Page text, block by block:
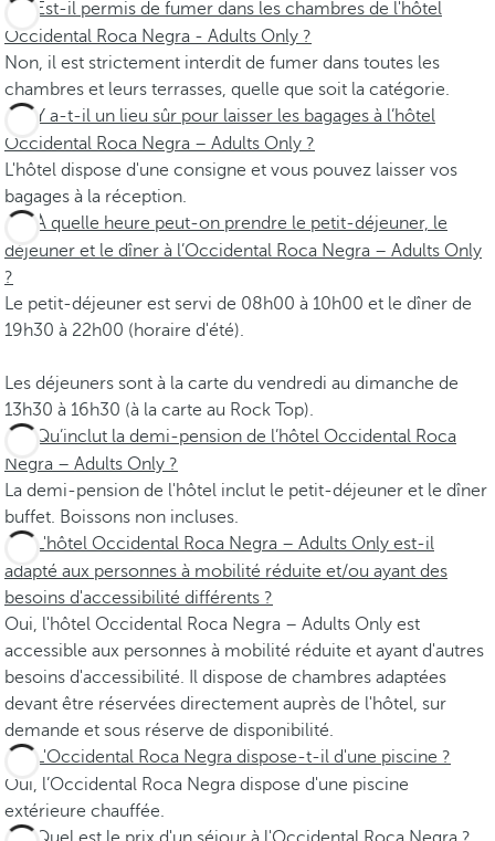
Est-il permis de fumer dans les chambres de l'hôtel
Occidental Roca Negra - Adults Only ?
Non, il est strictement interdit de fumer dans toutes les
chambres et leurs terrasses, quelle que soit la catégorie.
Y a-t-il un lieu sûr pour laisser les bagages à l’hôtel
Occidental Roca Negra – Adults Only ?
L'hôtel dispose d'une consigne et vous pouvez laisser vos
bagages à la réception.
À quelle heure peut-on prendre le petit-déjeuner, le
déjeuner et le dîner à l’Occidental Roca Negra – Adults Only
?
Le petit-déjeuner est servi de 08h00 à 10h00 et le dîner de
19h30 à 22h00 (horaire d'été).
Les déjeuners sont à la carte du vendredi au dimanche de
13h30 à 16h30 (à la carte au Rock Top).
Qu’inclut la demi-pension de l’hôtel Occidental Roca
Negra – Adults Only ?
La demi-pension de l'hôtel inclut le petit-déjeuner et le dîner
buffet. Boissons non incluses.
L'hôtel Occidental Roca Negra – Adults Only est-il
adapté aux personnes à mobilité réduite et/ou ayant des
besoins d'accessibilité différents ?
Oui, l'hôtel Occidental Roca Negra – Adults Only est
accessible aux personnes à mobilité réduite et ayant d'autres
besoins d'accessibilité. Il dispose de chambres adaptées
devant être réservées directement auprès de l'hôtel, sur
demande et sous réserve de disponibilité.
L'Occidental Roca Negra dispose-t-il d'une piscine ?
Oui, l’Occidental Roca Negra dispose d'une piscine
extérieure chauffée.